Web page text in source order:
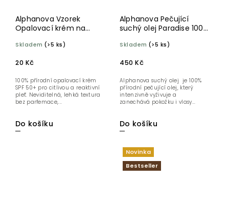
Alphanova Vzorek
Opalovací krém na
pokožku SPF 50+ 2 ml
Skladem (>5 ks)
20 Kč
Do košíku
100% přírodní opalovací krém
SPF 50+ pro citlivou a reaktivní
pleť. Neviditelná, lehká textura
bez parfemace,...
Alphanova Pečující
suchý olej Paradise 100
Skladem (>5 ks)
450 Kč
Do košíku
Alphanova suchý olej je 100%
přírodní pečující olej, který
intenzivně vyživuje a
zanechává pokožku i vlasy...
Novinka
Bestseller